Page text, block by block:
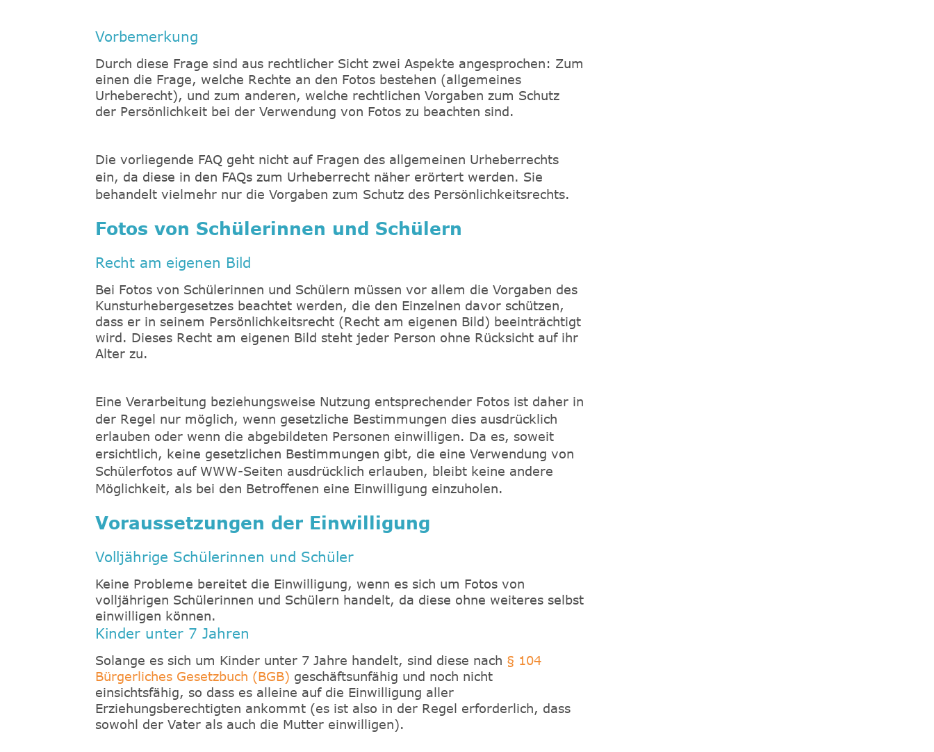
Vorbemerkung
Durch diese Frage sind aus rechtlicher Sicht zwei Aspekte angesprochen: Zum
einen die Frage, welche Rechte an den Fotos bestehen (allgemeines
Urheberecht), und zum anderen, welche rechtlichen Vorgaben zum Schutz
der Persönlichkeit bei der Verwendung von Fotos zu beachten sind.
Die vorliegende FAQ geht nicht auf Fragen des allgemeinen Urheberrechts
ein, da diese in den FAQs zum Urheberrecht näher erörtert werden. Sie
behandelt vielmehr nur die Vorgaben zum Schutz des Persönlichkeitsrechts.
Fotos von Schülerinnen und Schülern
Recht am eigenen Bild
Bei Fotos von Schülerinnen und Schülern müssen vor allem die Vorgaben des
Kunsturhebergesetzes beachtet werden, die den Einzelnen davor schützen,
dass er in seinem Persönlichkeitsrecht (Recht am eigenen Bild) beeinträchtigt
wird. Dieses Recht am eigenen Bild steht jeder Person ohne Rücksicht auf ihr
Alter zu.
Eine Verarbeitung beziehungsweise Nutzung entsprechender Fotos ist daher in
der Regel nur möglich, wenn gesetzliche Bestimmungen dies ausdrücklich
erlauben oder wenn die abgebildeten Personen einwilligen. Da es, soweit
ersichtlich, keine gesetzlichen Bestimmungen gibt, die eine Verwendung von
Schülerfotos auf WWW-Seiten ausdrücklich erlauben, bleibt keine andere
Möglichkeit, als bei den Betroffenen eine Einwilligung einzuholen.
Voraussetzungen der Einwilligung
Volljährige Schülerinnen und Schüler
Keine Probleme bereitet die Einwilligung, wenn es sich um Fotos von
volljährigen Schülerinnen und Schülern handelt, da diese ohne weiteres selbst
einwilligen können.
Kinder unter 7 Jahren
Solange es sich um Kinder unter 7 Jahre handelt, sind diese nach § 104
Bürgerliches Gesetzbuch (BGB) geschäftsunfähig und noch nicht
einsichtsfähig, so dass es alleine auf die Einwilligung aller
Erziehungsberechtigten ankommt (es ist also in der Regel erforderlich, dass
sowohl der Vater als auch die Mutter einwilligen).